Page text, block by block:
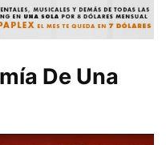
De Una